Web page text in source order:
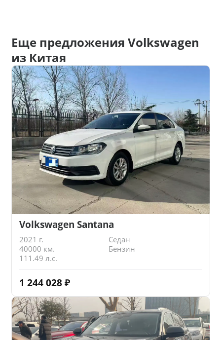
Еще предложения Volkswagen
из Китая
Volkswagen Santana
2021 г.
Седан
40000 км.
Бензин
111.49 л.с.
1 244 028 ₽